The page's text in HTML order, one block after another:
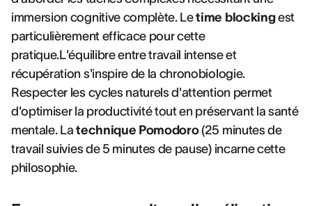
immersion cognitive complète. Letime blockingest
particulièrement efficace pour cette
pratique.L'équilibre entre travail intense et
récupération s'inspire de la chronobiologie.
Respecter les cycles naturels d'attention permet
d'optimiser la productivité tout en préservant la santé
mentale. Latechnique Pomodoro(25 minutes de
travail suivies de 5 minutes de pause) incarne cette
philosophie.